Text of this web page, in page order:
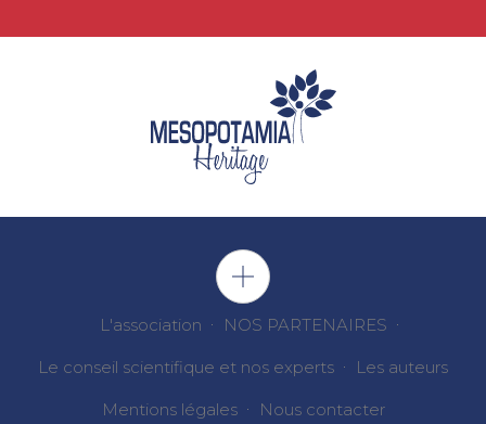
L'association NOS PARTENAIRES
Le conseil scientifique et nos experts Les auteurs
Mentions légales Nous contacter